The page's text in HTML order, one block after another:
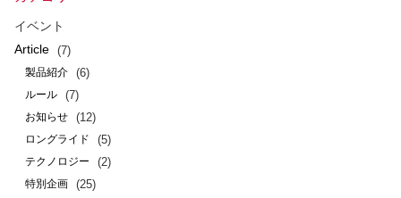
イベント
Article
(7)
製品紹介 (6)
ルール (7)
お知らせ (12)
ロングライド (5)
テクノロジー (2)
特別企画 (25)